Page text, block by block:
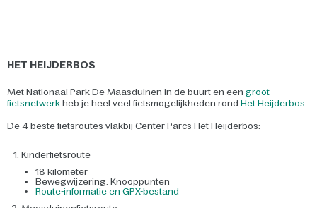
HET HEIJDERBOS
Met Nationaal Park De Maasduinen in de buurt en een groot
fietsnetwerk heb je heel veel fietsmogelijkheden rond Het Heijderbos
De 4 beste fietsroutes vlakbij Center Parcs Het Heijderbos:
Kinderfietsroute
18 kilometer
Bewegwijzering: Knooppunten
Route-informatie en GPX-bestand